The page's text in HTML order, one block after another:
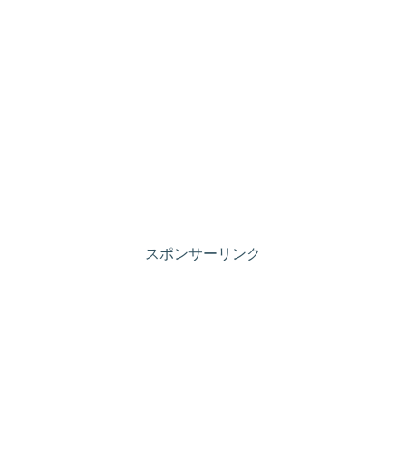
スポンサーリンク